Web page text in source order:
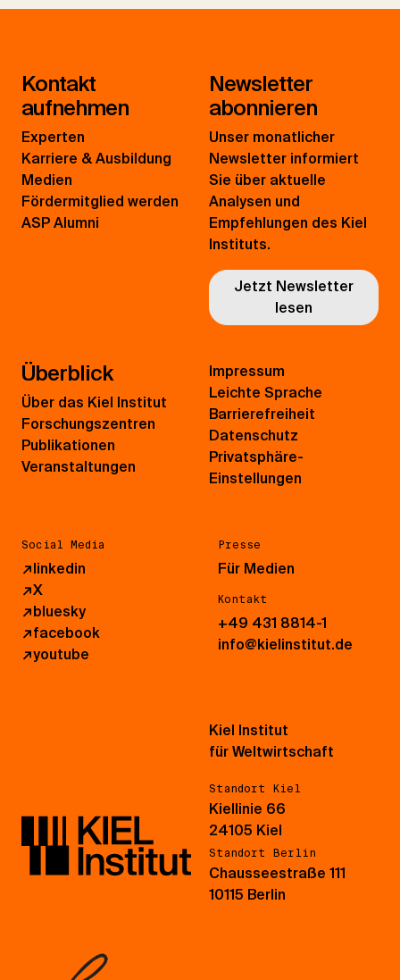
Kontakt
aufnehmen
Experten
Karriere & Ausbildung
Medien
Fördermitglied werden
ASP Alumni
Newsletter
abonnieren
Unser monatlicher
Newsletter informiert
Sie über aktuelle
Analysen und
Empfehlungen des Kiel
Instituts.
Jetzt Newsletter
lesen
Überblick
Über das Kiel Institut
Forschungszentren
Publikationen
Veranstaltungen
Social Media
↗linkedin
↗X
↗bluesky
↗facebook
↗youtube
Presse
Für Medien
Kontakt
+49 431 8814-1
info@kielinstitut.de
Impressum
Leichte Sprache
Barrierefreiheit
Datenschutz
Privatsphäre-
Einstellungen
Kiel Institut
für Weltwirtschaft
Standort Kiel
Kiellinie 66
24105 Kiel
Standort Berlin
Chausseestraße 111
10115 Berlin